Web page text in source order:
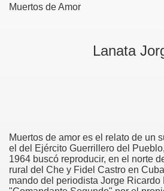
Muertos de Amor
Lanata
Muertos de amor es el relato de un
el del Ejército Guerrillero del
1964 buscó reproducir, en el norte
rural del Che y Fidel Castro en
mando del periodista Jorge Ricardo